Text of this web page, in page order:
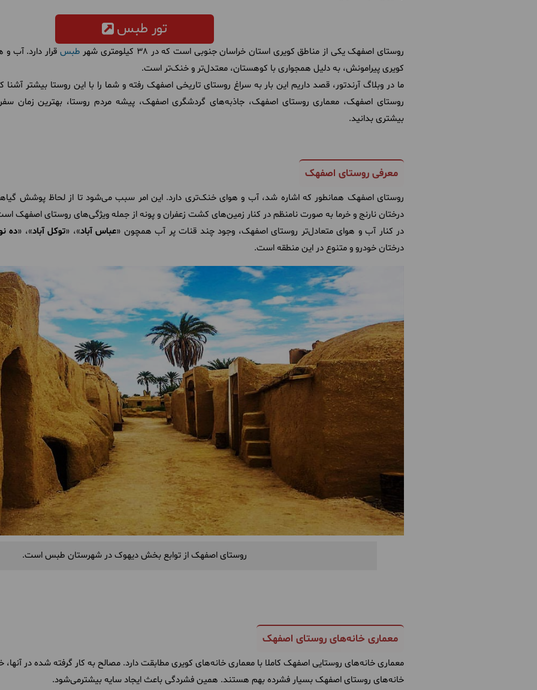
تور طبس
روستای اصفهک یکی از مناطق کویری استان خراسان جنوبی است که در 38 کیلومتری شهر طبس قرار دارد. آب
کویری پیرامونش، به دلیل همجواری با کوهستان، معتدل‌تر و خنک‌تر است.
ما در وبلاگ آرندتور، قصد داریم این بار به سراغ روستای تاریخی اصفهک رفته و شما را با این روستا بیشتر
روستای اصفهک، معماری روستای اصفهک، جاذبه‌های گردشگری اصفهک، پیشه مردم روستا، بهترین زمان
بیشتری بدانید.
معرفی روستای اصفهک
روستای اصفهک همانطور که اشاره شد، آب و هوای خنک‌تری دارد. این امر سبب می‌شود تا از لحاظ پوشش
درختان نارنج و خرما به صورت نامنظم در کنار زمین‌های کشت زعفران و پونه از جمله ویژگی‌های روستای اصفهک
در کنار آب و هوای متعادل‌تر روستای اصفهک، وجود چند قنات پر آب همچون «عباس آباد»، «توکل آباد»، «ده
درختان خودرو و متنوع در این منطقه است.
روستای اصفهک از توابع بخش دیهوک در شهرستان طبس است.
معماری خانه‌های روستای اصفهک
معماری خانه‌های روستایی اصفهک کاملا با معماری خانه‌های کویری مطابقت دارد. مصالح به کار گرفته شده در
خانه‌های روستای اصفهک بسیار فشرده بهم هستند. همین فشردگی باعث ایجاد سایه بیشترمی‌شود.